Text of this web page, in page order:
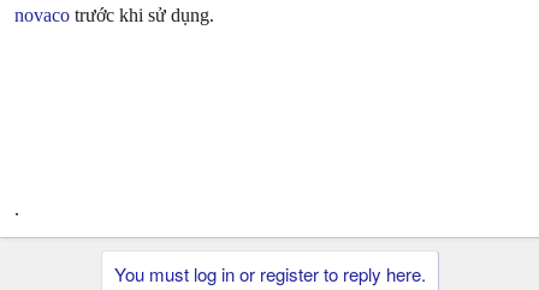
novaco trước khi sử dụng.
.
You must log in or register to reply here.